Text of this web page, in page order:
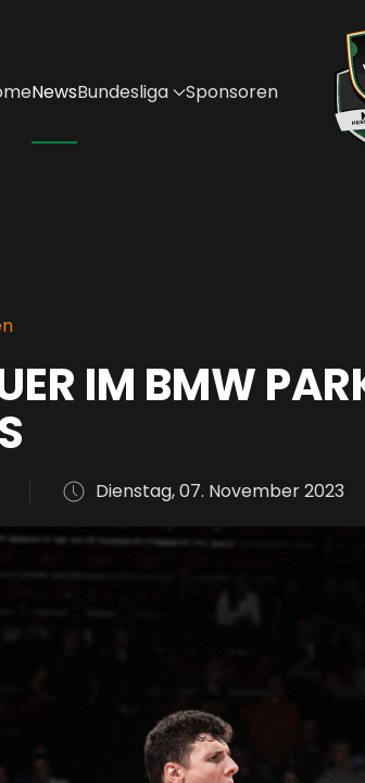
NewsBundesliga Sponsoren
IM BMW
Dienstag, 07. November 2023